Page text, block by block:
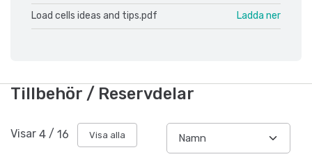
Load cells ideas and tips.pdf Ladda ner
Tillbehör / Reservdelar
Visar 4 / 16 Visa alla